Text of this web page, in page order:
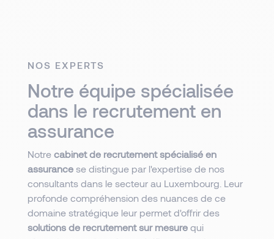
NOS EXPERTS
Notre équipe spécialisée
dans le recrutement en
assurance
Notre cabinet de recrutement spécialisé en
assurance se distingue par l'expertise de nos
consultants dans le secteur au Luxembourg. Leur
profonde compréhension des nuances de ce
domaine stratégique leur permet d'offrir des
solutions de recrutement sur mesure qui